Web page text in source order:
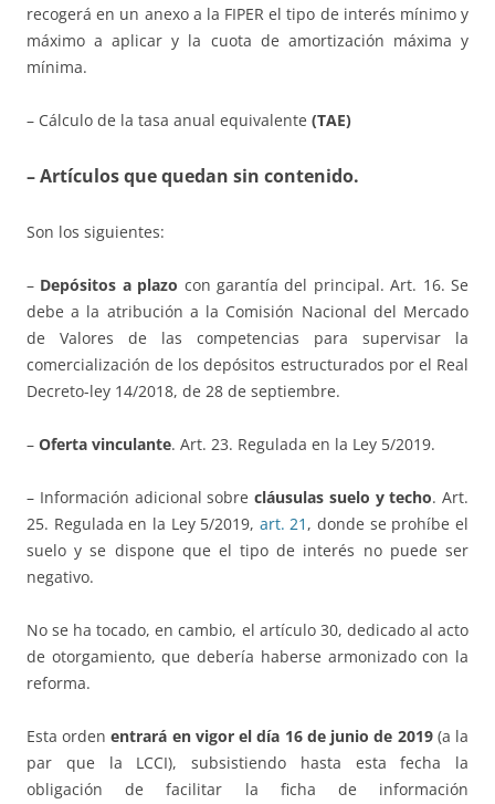
recogerá en un anexo a la FIPER el tipo de interés mínimo y
máximo a aplicar y la cuota de amortización máxima y
mínima.
– Cálculo de la tasa anual equivalente (TAE)
– Artículos que quedan sin contenido.
Son los siguientes:
– Depósitos a plazo con garantía del principal. Art. 16. Se
debe a la atribución a la Comisión Nacional del Mercado
de Valores de las competencias para supervisar la
comercialización de los depósitos estructurados por el Real
Decreto-ley 14/2018, de 28 de septiembre.
– Oferta vinculante. Art. 23. Regulada en la Ley 5/2019.
– Información adicional sobre cláusulas suelo y techo. Art.
25. Regulada en la Ley 5/2019, art. 21 , donde se prohíbe el
suelo y se dispone que el tipo de interés no puede ser
negativo.
No se ha tocado, en cambio, el artículo 30, dedicado al acto
de otorgamiento, que debería haberse armonizado con la
reforma.
Esta ordenentrará en vigor el día 16 de junio de 2019(a la
par que la LCCI), subsistiendo hasta esta fecha la
obligación de facilitar la ficha de información